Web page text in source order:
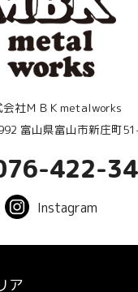
会社ＭＢＫmetalworks
富山県富山市新庄町
422-
Instagram
ア